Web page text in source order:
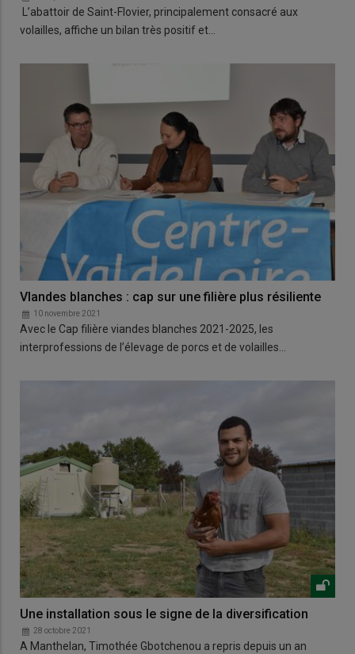
L’abattoir de Saint-Flovier, principalement consacré aux
volailles, affiche un bilan très positif et…
VIandes blanches : cap sur une filière plus résiliente
10 novembre 2021
Avec le Cap filière viandes blanches 2021-2025, les
interprofessions de l’élevage de porcs et de volailles…
Une installation sous le signe de la diversification
28 octobre 2021
A Manthelan, Timothée Gbotchenou a repris depuis un an